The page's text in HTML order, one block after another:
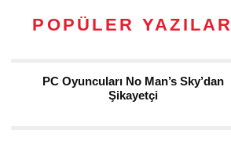
POPÜLER YAZILAR
PC Oyuncuları No Man’s Sky’dan
Şikayetçi